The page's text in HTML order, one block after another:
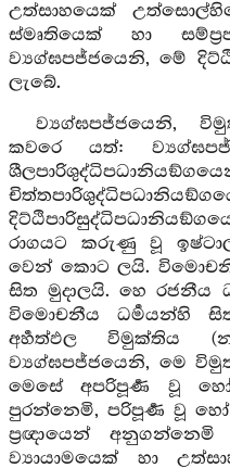
උත්සාහයෙක්
ස්මෘතියෙක් හා
ව්‍යග්ඝපජ්ජයෙනි, මේ
ලැබේ.
ව්‍යග්ඝපජ්ජයෙනි,
කවරෙ යත්:
රාගයට කරුණු වූ
වෙන් කොට ලයි.
සිත මුදාලයි. හෙ රජනීය
විමොචනීය ධර්‍මයන්හි
අර්‍හත්ඵල විමුක්තිය
ව්‍යග්ඝපජ්ජයෙනි, මෙ
මෙසේ අපරිපූර්‍ණ වූ
පුරන්නෙමි, පරිපූර්‍ණ වූ
ප්‍රඥායෙන්
ව්‍යායාමයෙක් හා